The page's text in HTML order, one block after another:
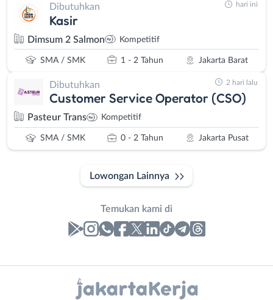
Dibutuhkan
Kasir
Dimsum 2 Salmon Kompetitif
SMA / SMK 1 - 2 Tahun Jakarta Barat
hari ini
Dibutuhkan
Customer Service Operator (CSO)
Pasteur Trans Kompetitif
SMA / SMK 0 - 2 Tahun Jakarta Pusat
2 hari lalu
Lowongan Lainnya
Temukan kami di